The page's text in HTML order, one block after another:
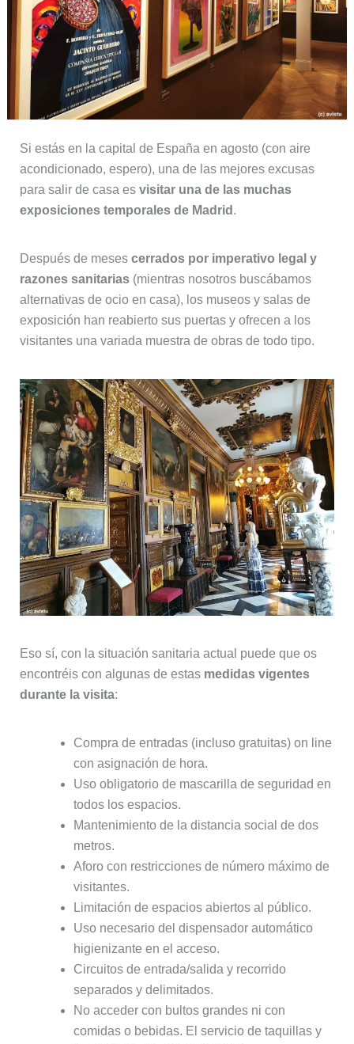
Si estás en la capital de España en agosto (con aire
acondicionado, espero), una de las mejores excusas
para salir de casa es visitar una de las muchas
exposiciones temporales de Madrid .
Después de meses cerrados por imperativo legal y
razones sanitarias(mientras nosotros buscábamos
alternativas de ocio en casa), los museos y salas de
exposición han reabierto sus puertas y ofrecen a los
visitantes una variada muestra de obras de todo tipo.
Eso sí, con la situación sanitaria actual puede que os
encontréis con algunas de estasmedidas vigentes
durante la visita:
Compra de entradas (incluso gratuitas) on line
con asignación de hora.
Uso obligatorio de mascarilla de seguridad en
todos los espacios.
Mantenimiento de la distancia social de dos
metros.
Aforo con restricciones de número máximo de
visitantes.
Limitación de espacios abiertos al público.
Uso necesario del dispensador automático
higienizante en el acceso.
Circuitos de entrada/salida y recorrido
separados y delimitados.
No acceder con bultos grandes ni con
comidas o bebidas. El servicio de taquillas y